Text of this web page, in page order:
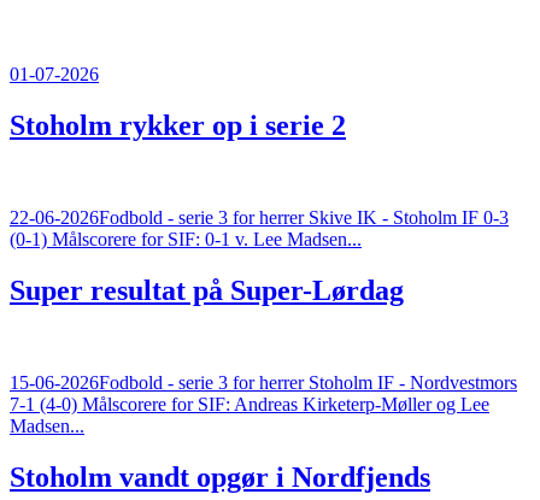
01-07-2026
Stoholm rykker op i serie 2
22-06-2026Fodbold - serie 3 for herrer Skive IK - Stoholm IF 0-3
(0-1) Målscorere for SIF: 0-1 v. Lee Madsen...
Super resultat på Super-Lørdag
15-06-2026Fodbold - serie 3 for herrer Stoholm IF - Nordvestmors
7-1 (4-0) Målscorere for SIF: Andreas Kirketerp-Møller og Lee
Madsen...
Stoholm vandt opgør i Nordfjends